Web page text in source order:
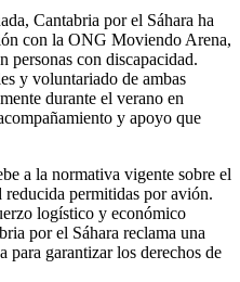
Cantabria por el Sáhara ha
con la ONG Moviendo Arena,
personas con discapacidad.
y voluntariado de ambas
durante el verano en
y apoyo que
a la normativa vigente sobre el
permitidas por avión.
logístico y económico
por el Sáhara reclama una
para garantizar los derechos de